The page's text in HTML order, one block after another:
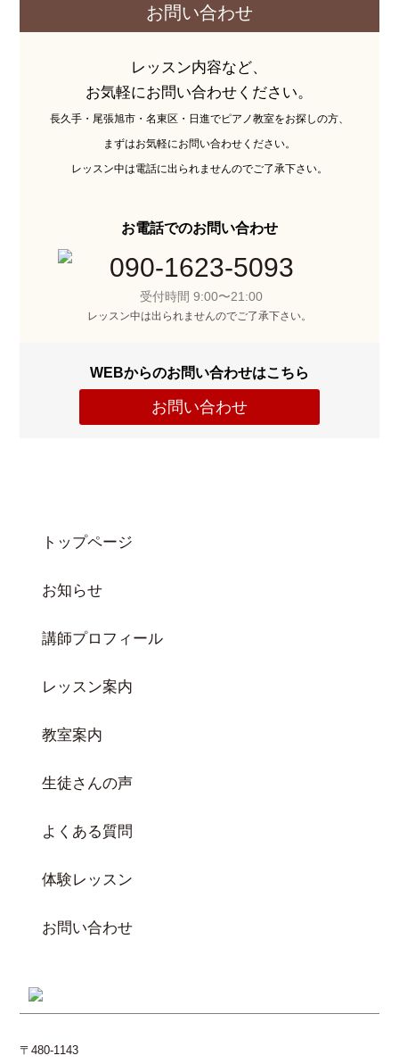
お問い合わせ
レッスン内容など、
お気軽にお問い合わせください。
長久手・尾張旭市・名東区・日進でピアノ教室をお探しの方、
まずはお気軽にお問い合わせください。
レッスン中は電話に出られませんのでご了承下さい。
お電話でのお問い合わせ
090-1623-5093
受付時間 9:00〜21:00
レッスン中は出られませんのでご了承下さい。
WEBからのお問い合わせはこちら
お問い合わせ
トップページ
お知らせ
講師プロフィール
レッスン案内
教室案内
生徒さんの声
よくある質問
体験レッスン
お問い合わせ
〒480-1143